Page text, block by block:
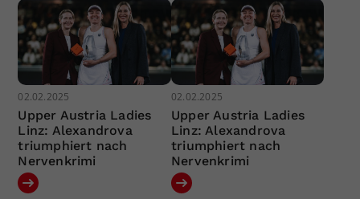
02.02.2025
Upper Austria Ladies
Linz: Alexandrova
triumphiert nach
Nervenkrimi
02.02.2025
Upper Austria Ladies
Linz: Alexandrova
triumphiert nach
Nervenkrimi